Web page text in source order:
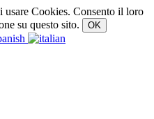
usare Cookies. Consento il loro
su questo sito.